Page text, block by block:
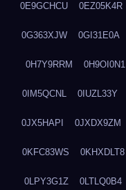
0E9GCHCU 0EZ05K4R
0G363XJW 0GI31E0A
0H7Y9RRM 0H9OI0N1
0IM5QCNL 0IUZL33Y
0JX5HAPI 0JXDX9ZM
0KFC83WS 0KHXDLT8
0LPY3G1Z 0LTLQ0B4